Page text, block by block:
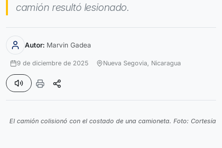
camión resultó lesionado.
Autor: Marvin Gadea
9 de diciembre de 2025 Nueva Segovia, Nicaragua
El camión colisionó con el costado de una camioneta. Foto: Cortesía